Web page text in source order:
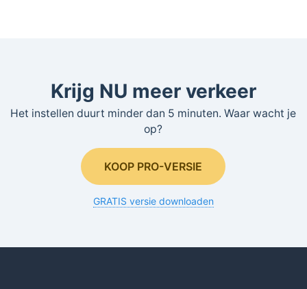
Krijg NU meer verkeer
Het instellen duurt minder dan 5 minuten. Waar wacht je
op?
KOOP PRO-VERSIE
GRATIS versie downloaden